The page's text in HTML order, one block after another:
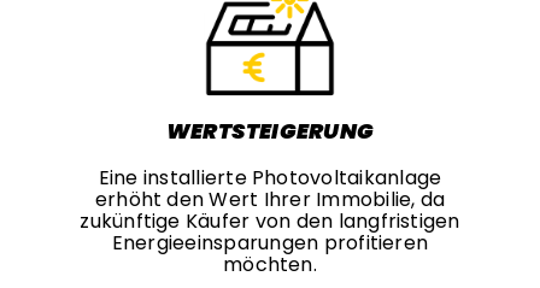
WERTSTEIGERUNG
Eine installierte Photovoltaikanlage
erhöht den Wert Ihrer Immobilie, da
zukünftige Käufer von den langfristigen
Energieeinsparungen profitieren
möchten.